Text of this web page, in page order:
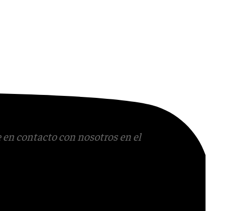
en contacto con nosotros en el